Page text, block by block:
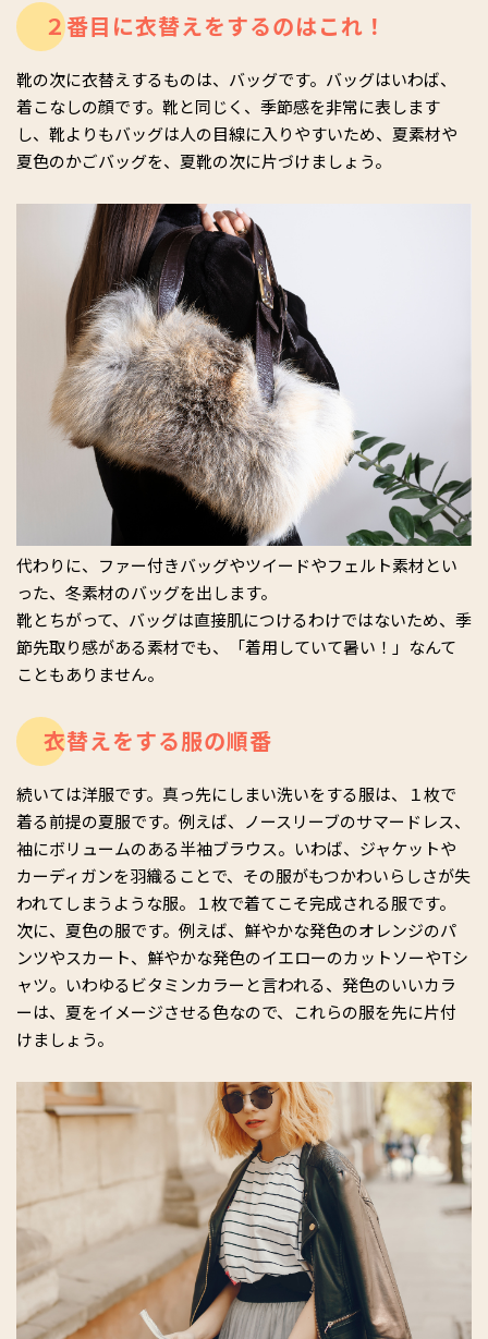
２番目に衣替えをするのはこれ！
靴の次に衣替えするものは、バッグです。バッグはいわば、
着こなしの顔です。靴と同じく、季節感を非常に表します
し、靴よりもバッグは人の目線に入りやすいため、夏素材や
夏色のかごバッグを、夏靴の次に片づけましょう。
代わりに、ファー付きバッグやツイードやフェルト素材とい
った、冬素材のバッグを出します。
靴とちがって、バッグは直接肌につけるわけではないため、季
節先取り感がある素材でも、「着用していて暑い！」なんて
こともありません。
衣替えをする服の順番
続いては洋服です。真っ先にしまい洗いをする服は、１枚で
着る前提の夏服です。例えば、ノースリーブのサマードレス、
袖にボリュームのある半袖ブラウス。いわば、ジャケットや
カーディガンを羽織ることで、その服がもつかわいらしさが失
われてしまうような服。１枚で着てこそ完成される服です。
次に、夏色の服です。例えば、鮮やかな発色のオレンジのパ
ンツやスカート、鮮やかな発色のイエローのカットソーやTシ
ャツ。いわゆるビタミンカラーと言われる、発色のいいカラ
ーは、夏をイメージさせる色なので、これらの服を先に片付
けましょう。